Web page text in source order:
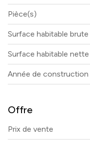
Pièce(s)
Surface habitable brute
Surface habitable nette
Année de construction
Offre
Prix ​​de vente